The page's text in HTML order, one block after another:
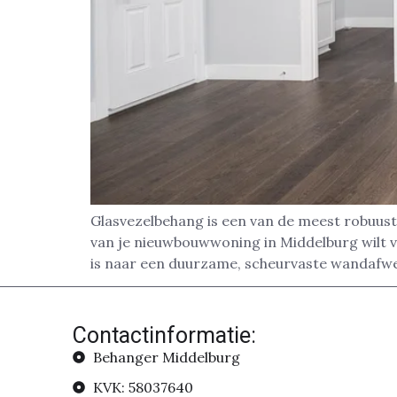
Glasvezelbehang is een van de meest
van je nieuwbouwwoning in Middelburg wilt
is naar een duurzame, scheurvaste
Contactinformatie:
Behanger Middelburg
KVK: 58037640